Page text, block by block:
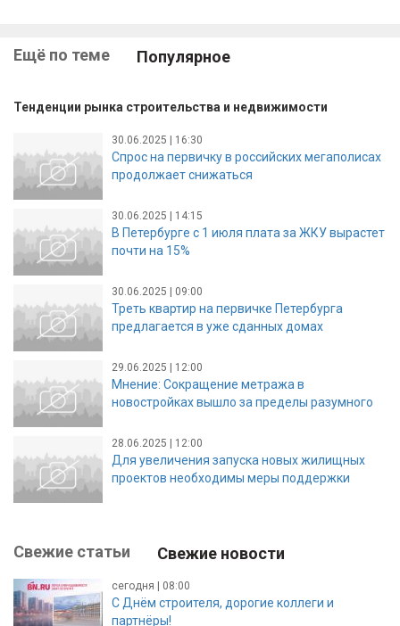
Ещё по теме Популярное
Тенденции рынка строительства и недвижимости
30.06.2025 | 16:30
Спрос на первичку в российских мегаполисах
продолжает снижаться
30.06.2025 | 14:15
В Петербурге с 1 июля плата за ЖКУ вырастет
почти на 15%
30.06.2025 | 09:00
Треть квартир на первичке Петербурга
предлагается в уже сданных домах
29.06.2025 | 12:00
Мнение: Сокращение метража в
новостройках вышло за пределы разумного
28.06.2025 | 12:00
Для увеличения запуска новых жилищных
проектов необходимы меры поддержки
Свежие статьи Свежие новости
сегодня | 08:00
С Днём строителя, дорогие коллеги и
партнёры!